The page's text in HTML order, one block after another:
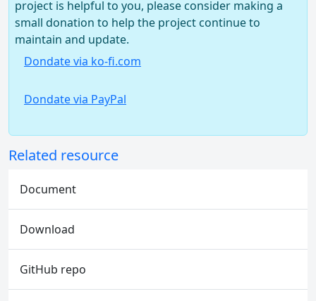
project is helpful to you, please consider making a
small donation to help the project continue to
maintain and update.
Dondate via ko-fi.com
Dondate via PayPal
Related resource
Document
Download
GitHub repo